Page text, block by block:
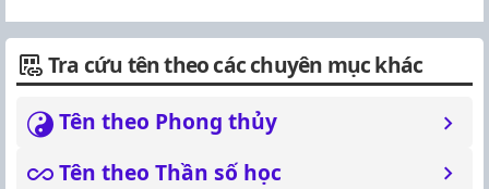
Tra cứu tên theo các chuyên mục khác
Tên theo Phong thủy
Tên theo Thần số học